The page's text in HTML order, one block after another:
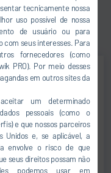
tecnicamente nossa
uso possível de nossa
de usuário ou para
seus interesses. Para
fornecedores (como
PRO). Por meio desses
em outros sites da
um determinado
pessoais (como o
e que nossos parceiros
Unidos e, se aplicável, a
envolve o risco de que
seus direitos possam não
podemos usar em
a tensões e
0